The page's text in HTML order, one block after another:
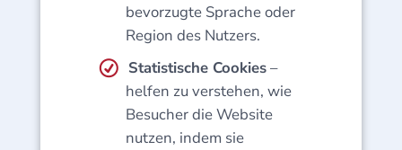
bevorzugte Sprache oder
Region des Nutzers.
Statistische Cookies–
helfen zu verstehen, wie
Besucher die Website
nutzen, indem sie